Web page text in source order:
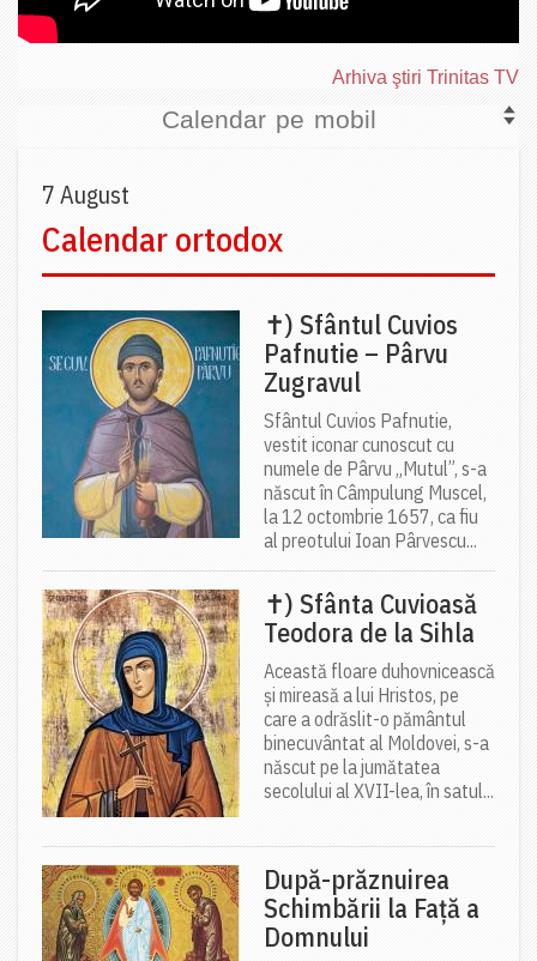
Arhiva ştiri Trinitas TV
Calendar pe mobil
7 August
Calendar ortodox
✝) Sfântul Cuvios
Pafnutie – Pârvu
Zugravul
Sfântul Cuvios Pafnutie,
vestit iconar cunoscut cu
numele de Pârvu „Mutul”, s-a
născut în Câmpulung Muscel,
la 12 octombrie 1657, ca fiu
al preotului Ioan Pârvescu...
✝) Sfânta Cuvioasă
Teodora de la Sihla
Această floare duhovnicească
și mireasă a lui Hristos, pe
care a odrăslit-o pământul
binecuvântat al Moldovei, s-a
născut pe la jumătatea
secolului al XVII-lea, în satul...
După-prăznuirea
Schimbării la Față a
Domnului